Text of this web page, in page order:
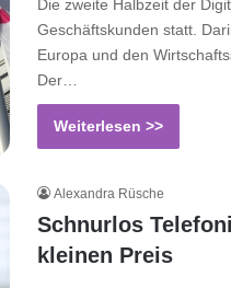
Die zweite Halbzeit der
Geschäftskunden statt.
Europa und den
Der…
Weiterlesen >>
Alexandra Rüsche
Schnurlos
kleinen Preis